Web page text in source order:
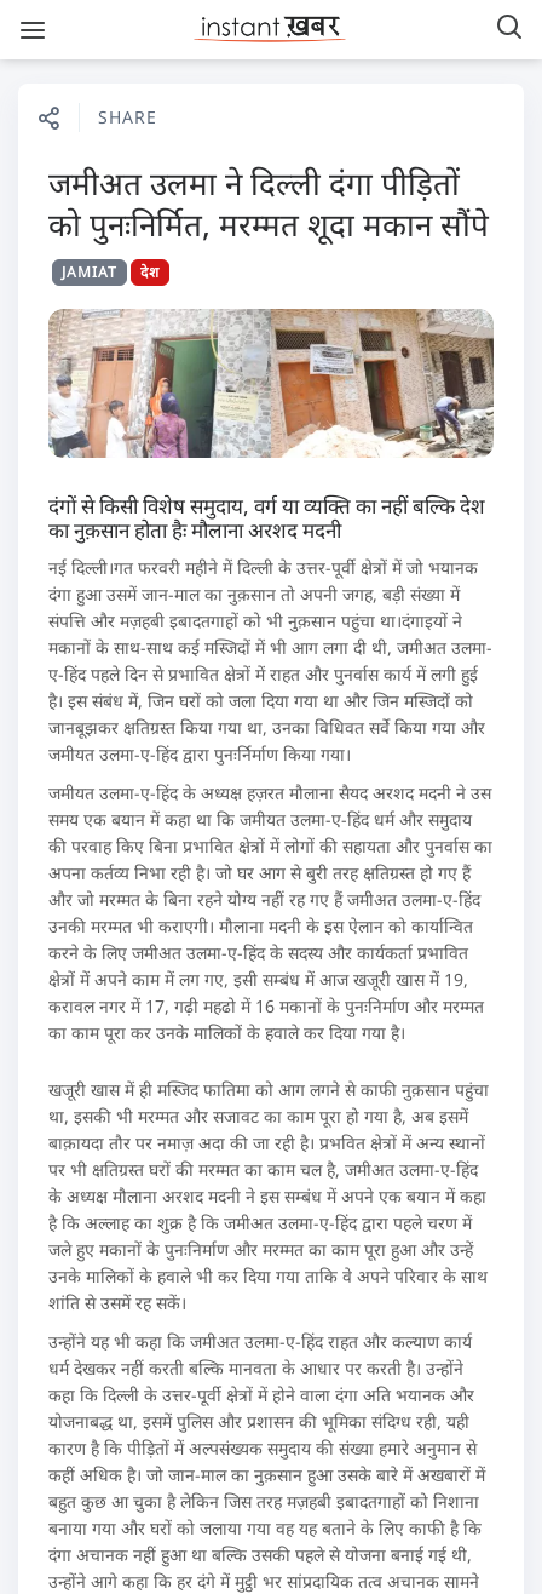
SHARE
जमीअत उलमा ने दिल्ली दंगा पीड़ितों
को पुनःनिर्मित, मरम्मत शूदा मकान सौंपे
JAMIAT देश
दंगों से किसी विशेष समुदाय, वर्ग या व्यक्ति का नहीं बल्कि देश
का नुक़सान होता हैः मौलाना अरशद मदनी
नई दिल्ली।गत फरवरी महीने में दिल्ली के उत्तर-पूर्वी क्षेत्रों में जो भयानक
दंगा हुआ उसमें जान-माल का नुक़सान तो अपनी जगह, बड़ी संख्या में
संपत्ति और मज़हबी इबादतगाहों को भी नुक़सान पहुंचा था।दंगाइयों ने
मकानों के साथ-साथ कई मस्जिदों में भी आग लगा दी थी, जमीअत उलमा-
ए-हिंद पहले दिन से प्रभावित क्षेत्रों में राहत और पुनर्वास कार्य में लगी हुई
है। इस संबंध में, जिन घरों को जला दिया गया था और जिन मस्जिदों को
जानबूझकर क्षतिग्रस्त किया गया था, उनका विधिवत सर्वे किया गया और
जमीयत उलमा-ए-हिंद द्वारा पुनःर्निर्माण किया गया।
जमीयत उलमा-ए-हिंद के अध्यक्ष हज़रत मौलाना सैयद अरशद मदनी ने उस
समय एक बयान में कहा था कि जमीयत उलमा-ए-हिंद धर्म और समुदाय
की परवाह किए बिना प्रभावित क्षेत्रों में लोगों की सहायता और पुनर्वास का
अपना कर्तव्य निभा रही है। जो घर आग से बुरी तरह क्षतिग्रस्त हो गए हैं
और जो मरम्मत के बिना रहने योग्य नहीं रह गए हैं जमीअत उलमा-ए-हिंद
उनकी मरम्मत भी कराएगी। मौलाना मदनी के इस ऐलान को कार्यान्वित
करने के लिए जमीअत उलमा-ए-हिंद के सदस्य और कार्यकर्ता प्रभावित
क्षेत्रों में अपने काम में लग गए, इसी सम्बंध में आज खजूरी खास में 19,
करावल नगर में 17, गढ़ी महढो में 16 मकानों के पुनःनिर्माण और मरम्मत
का काम पूरा कर उनके मालिकों के हवाले कर दिया गया है।
खजूरी खास में ही मस्जिद फातिमा को आग लगने से काफी नुक़सान पहुंचा
था, इसकी भी मरम्मत और सजावट का काम पूरा हो गया है, अब इसमें
बाक़ायदा तौर पर नमाज़ अदा की जा रही है। प्रभवित क्षेत्रों में अन्य स्थानों
पर भी क्षतिग्रस्त घरों की मरम्मत का काम चल है, जमीअत उलमा-ए-हिंद
के अध्यक्ष मौलाना अरशद मदनी ने इस सम्बंध में अपने एक बयान में कहा
है कि अल्लाह का शुक्र है कि जमीअत उलमा-ए-हिंद द्वारा पहले चरण में
जले हुए मकानों के पुनःनिर्माण और मरम्मत का काम पूरा हुआ और उन्हें
उनके मालिकों के हवाले भी कर दिया गया ताकि वे अपने परिवार के साथ
शांति से उसमें रह सकें।
उन्होंने यह भी कहा कि जमीअत उलमा-ए-हिंद राहत और कल्याण कार्य
धर्म देखकर नहीं करती बल्कि मानवता के आधार पर करती है। उन्होंने
कहा कि दिल्ली के उत्तर-पूर्वी क्षेत्रों में होने वाला दंगा अति भयानक और
योजनाबद्ध था, इसमें पुलिस और प्रशासन की भूमिका संदिग्ध रही, यही
कारण है कि पीड़ितों में अल्पसंख्यक समुदाय की संख्या हमारे अनुमान से
कहीं अधिक है। जो जान-माल का नुक़सान हुआ उसके बारे में अखबारों में
बहुत कुछ आ चुका है लेकिन जिस तरह मज़हबी इबादतगाहों को निशाना
बनाया गया और घरों को जलाया गया वह यह बताने के लिए काफी है कि
दंगा अचानक नहीं हुआ था बल्कि उसकी पहले से योजना बनाई गई थी,
उन्होंने आगे कहा कि हर दंगे में मुट्ठी भर सांप्रदायिक तत्व अचानक सामने